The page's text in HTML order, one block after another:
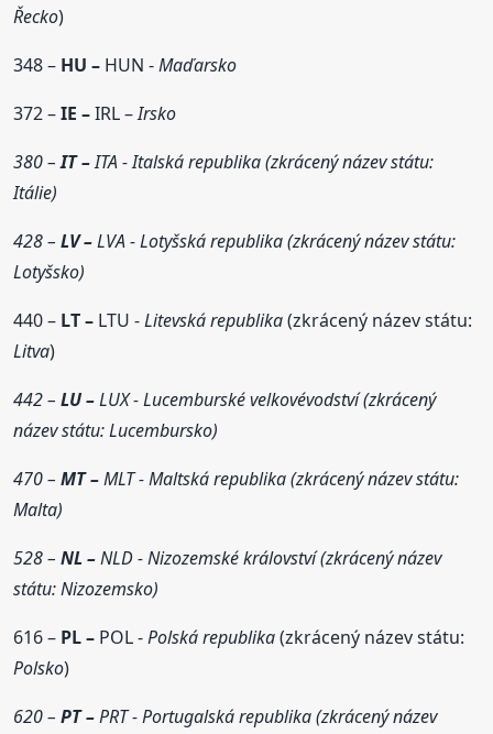
Řecko)
348 – HU – HUN -Maďarsko
372 –IE –IRL –Irsko
380 –IT –ITA - Italská republika (zkrácený název státu:
Itálie)
428 –LV –LVA - Lotyšská republika (zkrácený název státu:
Lotyšsko)
440 – LT – LTU -Litevská republika(zkrácený název státu:
Litva)
442 –LU –LUX - Lucemburské velkovévodství (zkrácený
název státu: Lucembursko)
470 –MT –MLT - Maltská republika (zkrácený název státu:
Malta)
528 –NL –NLD - Nizozemské království (zkrácený název
státu: Nizozemsko)
616 – PL – POL -Polská republika(zkrácený název státu:
Polsko)
620 –PT –PRT - Portugalská republika (zkrácený název